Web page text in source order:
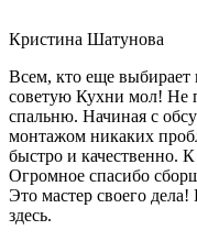
Кристина Шатунова
Всем, кто еще выбирает
советую Кухни мол! Не
спальню. Начиная с
монтажом никаких
быстро и качественно.
Огромное спасибо
Это мастер своего дела!
здесь.